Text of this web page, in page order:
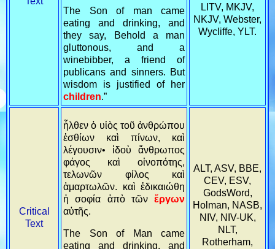
The Son of man came
eating and drinking, and
they say, Behold a man
gluttonous, and a
winebibber, a friend of
publicans and sinners. But
wisdom is justified of her
children.”
LITV, MKJV,
NKJV, Webster,
Wycliffe, YLT.
Critical
Text
ἦλθεν ὁ υἱὸς τοῦ ἀνθρώπου
ἐσθίων καὶ πίνων, καὶ
λέγουσιν• ἰδοὺ ἄνθρωπος
φάγος καὶ οἰνοπότης,
τελωνῶν φίλος καὶ
ἁμαρτωλῶν. καὶ ἐδικαιώθη
ἡ σοφία ἀπὸ τῶν ἔργων
αὐτῆς.
The Son of Man came
eating and drinking, and
ALT, ASV, BBE,
CEV, ESV,
GodsWord,
Holman, NASB,
NIV, NIV-UK,
NLT,
Rotherham,